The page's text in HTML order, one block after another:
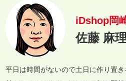
iDshop岡
佐藤 麻
平日は時間がないので土日に作り置